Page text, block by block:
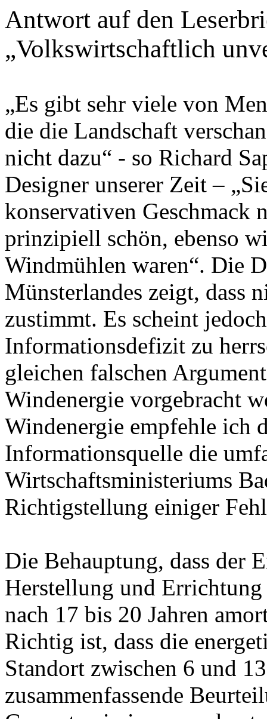
Antwort auf den
„Volkswirtschaftlich
„Es gibt sehr viele von
die die Landschaft
nicht dazu“ - so Richard
Designer unserer Zeit –
konservativen Geschmack
prinzipiell schön, ebenso
Windmühlen waren“. Die
Münsterlandes zeigt, dass
zustimmt. Es scheint
Informationsdefizit zu
gleichen falschen
Windenergie vorgebracht
Windenergie empfehle ich
Informationsquelle die
Wirtschaftsministeriums
Richtigstellung einiger
Die Behauptung, dass der
Herstellung und
nach 17 bis 20 Jahren
Richtig ist, dass die
Standort zwischen 6 und
zusammenfassende